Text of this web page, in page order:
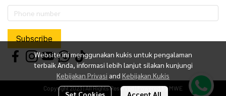
Website ini menggunakan kukis untuk pengalaman
terbaik Anda, informasi lebih lanjut silakan kunjungi
Kebijakan Privasi and Kebijakan Kukis
Set Cookies Accept All
Subscribe
Copyright 2023 | All Rights Reserved | Powered by MWE